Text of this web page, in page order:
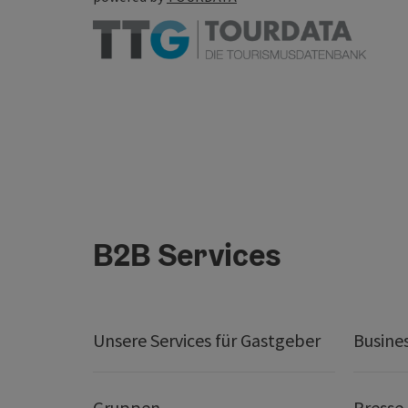
B2B Services
Unsere Services für Gastgeber